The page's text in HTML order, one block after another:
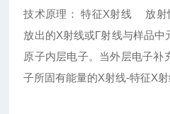
技术原理： 特征X射线 放射
放出的X射线或Γ射线与样品中
原子内层电子。当外层电子补
子所固有能量的X射线-特征X射